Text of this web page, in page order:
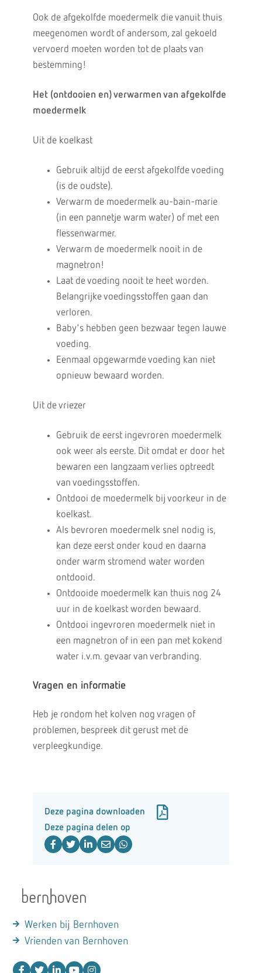
Ook de afgekolfde moedermelk die vanuit thuis
meegenomen wordt of andersom, zal gekoeld
vervoerd moeten worden tot de plaats van
bestemming!
Het (ontdooien en) verwarmen van afgekolfde
moedermelk
Uit de koelkast
Gebruik altijd de eerst afgekolfde voeding
(is de oudste).
Verwarm de moedermelk au-bain-marie
(in een pannetje warm water) of met een
flessenwarmer.
Verwarm de moedermelk nooit in de
magnetron!
Laat de voeding nooit te heet worden.
Belangrijke voedingsstoffen gaan dan
verloren.
Baby's hebben geen bezwaar tegen lauwe
voeding.
Eenmaal opgewarmde voeding kan niet
opnieuw bewaard worden.
Uit de vriezer
Gebruik de eerst ingevroren moedermelk
ook weer als eerste. Dit omdat er door het
bewaren een langzaam verlies optreedt
van voedingsstoffen.
Ontdooi de moedermelk bij voorkeur in de
koelkast.
Als bevroren moedermelk snel nodig is,
kan deze eerst onder koud en daarna
onder warm stromend water worden
ontdooid.
Ontdooide moedermelk kan thuis nog 24
uur in de koelkast worden bewaard.
Ontdooi ingevroren moedermelk niet in
een magnetron of in een pan met kokend
water i.v.m. gevaar van verbranding.
Vragen en informatie
Heb je rondom het kolven nog vragen of
problemen, bespreek dit gerust met de
verpleegkundige.
Deze pagina downloaden
Deze pagina delen op
Werken bij Bernhoven
Vrienden van Bernhoven